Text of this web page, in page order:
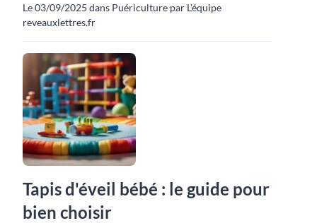
Le 03/09/2025 dans Puériculture par L'équipe
reveauxlettres.fr
Tapis d'éveil bébé : le guide pour
bien choisir